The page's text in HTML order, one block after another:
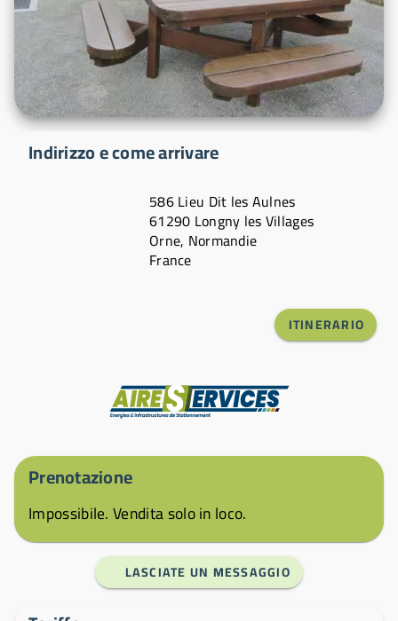
Indirizzo e come arrivare
586 Lieu Dit les Aulnes
61290 Longny les Villages
Orne, Normandie
France
ITINERARIO
Produttore
Prenotazione
Impossibile. Vendita solo in loco.
LASCIATE UN MESSAGGIO